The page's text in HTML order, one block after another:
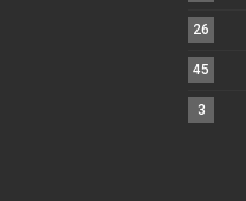
26
45
3